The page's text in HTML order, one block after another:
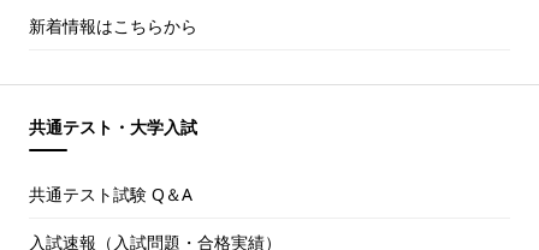
新着情報はこちらから
共通テスト・大学入試
共通テスト試験 Q＆A
入試速報（入試問題・合格実績）